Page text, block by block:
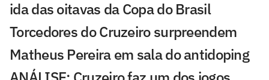
ida das oitavas da Copa do Brasil
Torcedores do Cruzeiro surpreendem
Matheus Pereira em sala do antidoping